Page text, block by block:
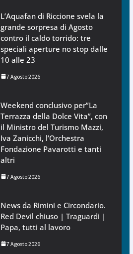
L’Aquafan di Riccione svela la
grande sorpresa di Agosto
contro il caldo torrido: tre
speciali aperture no stop dalle
10 alle 23
7 Agosto 2026
Weekend conclusivo per”La
Terrazza della Dolce Vita”, con
il Ministro del Turismo Mazzi,
Iva Zanicchi, l’Orchestra
Fondazione Pavarotti e tanti
altri
7 Agosto 2026
News da Rimini e Circondario.
Red Devil chiuso | Traguardi |
Papa, tutti al lavoro
7 Agosto 2026